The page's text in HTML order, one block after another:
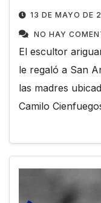
13 DE MAYO DE
NO HAY
El escultor
le regaló a San
las madres
Camilo